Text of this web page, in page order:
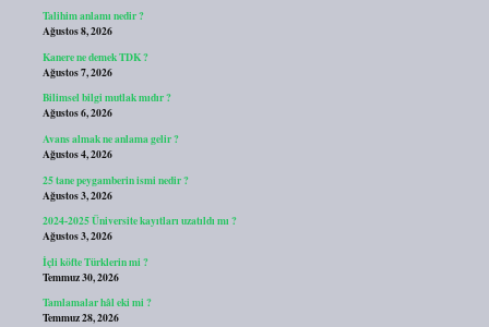
Talihim anlamı nedir ?
Ağustos 8, 2026
Kanere ne demek TDK ?
Ağustos 7, 2026
Bilimsel bilgi mutlak mıdır ?
Ağustos 6, 2026
Avans almak ne anlama gelir ?
Ağustos 4, 2026
25 tane peygamberin ismi nedir ?
Ağustos 3, 2026
2024-2025 Üniversite kayıtları uzatıldı mı ?
Ağustos 3, 2026
İçli köfte Türklerin mi ?
Temmuz 30, 2026
Tamlamalar hâl eki mi ?
Temmuz 28, 2026